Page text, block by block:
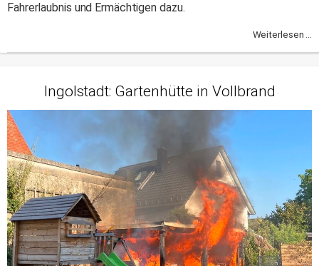
Fahrerlaubnis und Ermächtigen dazu.
Weiterlesen ...
Ingolstadt: Gartenhütte in Vollbrand